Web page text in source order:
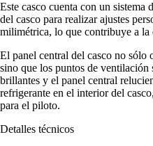
Este casco cuenta con un sistema
del casco para realizar ajustes
milimétrica, lo que contribuye a la
El panel central del casco no sólo
sino que los puntos de ventilación
brillantes y el panel central
refrigerante en el interior del
para el piloto.
Detalles técnicos